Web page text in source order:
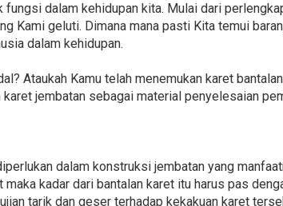
dalam kehidupan kita. Mulai dari
Kami geluti. Dimana mana pasti Kita temui
dalam kehidupan.
Ataukah Kamu telah menemukan karet
jembatan sebagai material penyelesaian
dalam konstruksi jembatan yang
kadar dari bantalan karet itu harus pas
tarik dan geser terhadap kekakuan karet